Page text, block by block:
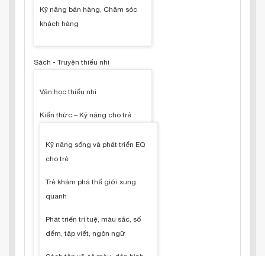
Kỹ năng bán hàng, Chăm sóc
khách hàng
Sách - Truyện thiếu nhi
Văn học thiếu nhi
Kiến thức – Kỹ năng cho trẻ
Kỹ năng sống và phát triển EQ
cho trẻ
Trẻ khám phá thế giới xung
quanh
Phát triển trí tuệ, màu sắc, số
đếm, tập viết, ngôn ngữ